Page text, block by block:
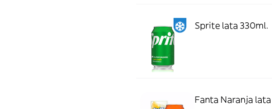
Sprite lata 330ml.
Fanta Naranja